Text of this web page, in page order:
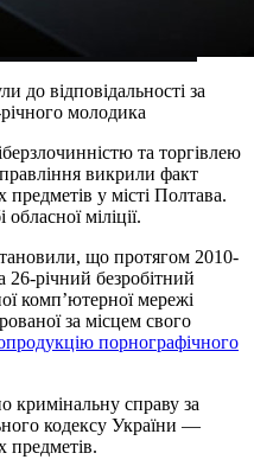
до відповідальності за
молодика
та торгівлею
викрили факт
у місті Полтава.
міліції.
що протягом 2010-
26-річний безробітний
комп’ютерної мережі
за місцем свого
порнографічного
кримінальну справу за
кодексу України —
предметів.